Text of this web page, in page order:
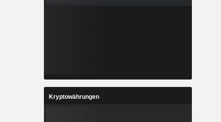
Kryptowährungen